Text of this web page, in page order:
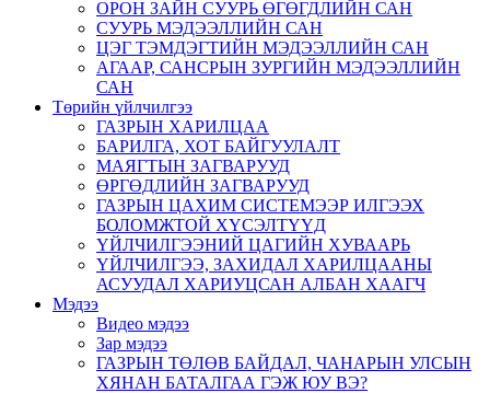
ОРОН ЗАЙН СУУРЬ ӨГӨГДЛИЙН САН
СУУРЬ МЭДЭЭЛЛИЙН САН
ЦЭГ ТЭМДЭГТИЙН МЭДЭЭЛЛИЙН САН
АГААР, САНСРЫН ЗУРГИЙН МЭДЭЭЛЛИЙН
САН
Төрийн үйлчилгээ
ГАЗРЫН ХАРИЛЦАА
БАРИЛГА, ХОТ БАЙГУУЛАЛТ
МАЯГТЫН ЗАГВАРУУД
ӨРГӨДЛИЙН ЗАГВАРУУД
ГАЗРЫН ЦАХИМ СИСТЕМЭЭР ИЛГЭЭХ
БОЛОМЖТОЙ ХҮСЭЛТҮҮД
ҮЙЛЧИЛГЭЭНИЙ ЦАГИЙН ХУВААРЬ
ҮЙЛЧИЛГЭЭ, ЗАХИДАЛ ХАРИЛЦААНЫ
АСУУДАЛ ХАРИУЦСАН АЛБАН ХААГЧ
Мэдээ
Видео мэдээ
Зар мэдээ
ГАЗРЫН ТӨЛӨВ БАЙДАЛ, ЧАНАРЫН УЛСЫН
ХЯНАН БАТАЛГАА ГЭЖ ЮУ ВЭ?